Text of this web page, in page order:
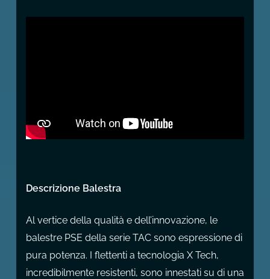
Descrizione Balestra
Al vertice della qualità e dell’innovazione, le
balestre PSE della serie TAC sono espressione di
pura potenza. I flettenti a tecnologia X Tech,
incredibilmente resistenti, sono innestati su di una